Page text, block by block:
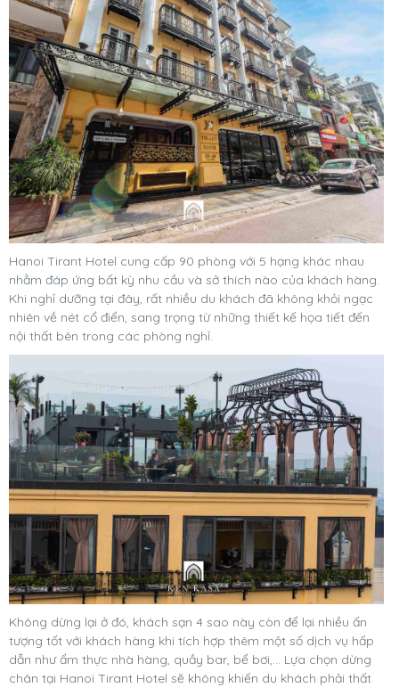
Hanoi Tirant Hotel cung cấp 90 phòng với 5 hạng khác nhau
nhằm đáp ứng bất kỳ nhu cầu và sở thích nào của khách hàng.
Khi nghỉ dưỡng tại đây, rất nhiều du khách đã không khỏi ngạc
nhiên về nét cổ điển, sang trọng từ những thiết kế họa tiết đến
nội thất bên trong các phòng nghỉ.
Không dừng lại ở đó, khách sạn 4 sao này còn để lại nhiều ấn
tượng tốt với khách hàng khi tích hợp thêm một số dịch vụ hấp
dẫn như ẩm thực nhà hàng, quầy bar, bể bơi,... Lựa chọn dừng
chân tại Hanoi Tirant Hotel sẽ không khiến du khách phải thất